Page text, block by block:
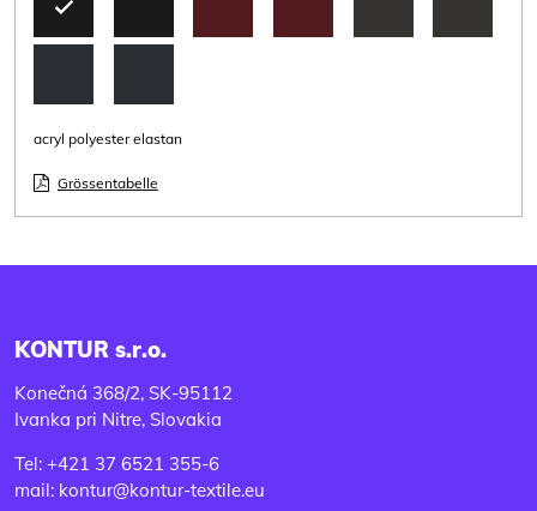
acryl polyester elastan
Grössentabelle
KONTUR s.r.o.
Konečná 368/2, SK-95112
Ivanka pri Nitre, Slovakia
Tel: +421 37 6521 355-6
mail: kontur@kontur-textile.eu